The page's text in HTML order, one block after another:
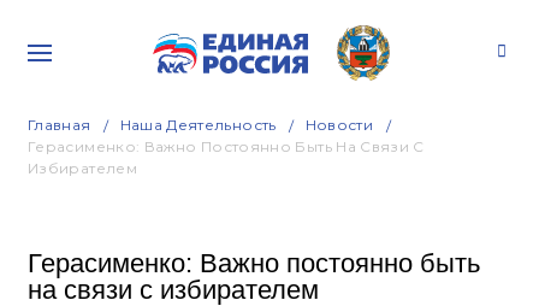
Главная Наша Деятельность
Новости
Герасименко: Важно Постоянно Быть На Связи С
Избирателем
Герасименко: Важно постоянно быть
на связи с избирателем